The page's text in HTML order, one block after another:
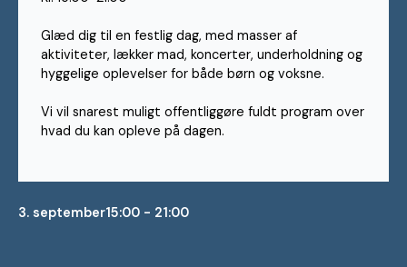
Glæd dig til en festlig dag, med masser af
aktiviteter, lækker mad, koncerter, underholdning og
hyggelige oplevelser for både børn og voksne.
Vi vil snarest muligt offentliggøre fuldt program over
hvad du kan opleve på dagen.
3. september15:00 - 21:00